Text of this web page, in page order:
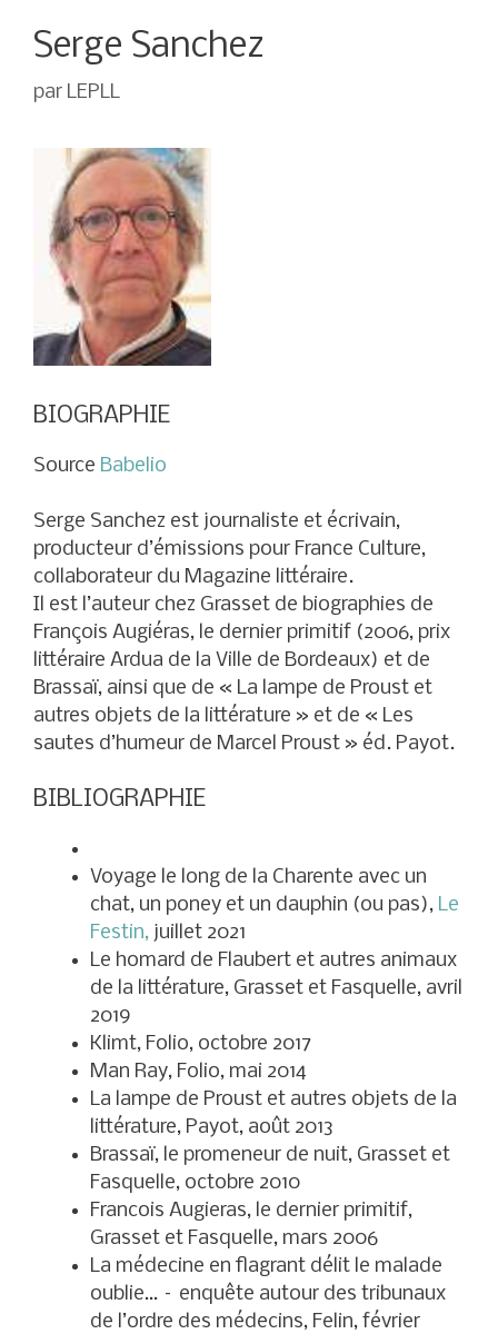
Serge Sanchez
par LEPLL
BIOGRAPHIE
Source Babelio
Serge Sanchez est journaliste et écrivain,
producteur d’émissions pour France Culture,
collaborateur du Magazine littéraire.
Il est l’auteur chez Grasset de biographies de
François Augiéras, le dernier primitif (2006, prix
littéraire Ardua de la Ville de Bordeaux) et de
Brassaï, ainsi que de « La lampe de Proust et
autres objets de la littérature » et de « Les
sautes d’humeur de Marcel Proust » éd. Payot.
BIBLIOGRAPHIE
Voyage le long de la Charente avec un
chat, un poney et un dauphin (ou pas), Le
Festin, juillet 2021
Le homard de Flaubert et autres animaux
de la littérature, Grasset et Fasquelle, avril
2019
Klimt, Folio, octobre 2017
Man Ray, Folio, mai 2014
La lampe de Proust et autres objets de la
littérature, Payot, août 2013
Brassaï, le promeneur de nuit, Grasset et
Fasquelle, octobre 2010
Francois Augieras, le dernier primitif,
Grasset et Fasquelle, mars 2006
La médecine en flagrant délit le malade
oublie… – enquête autour des tribunaux
de l’ordre des médecins, Felin, février